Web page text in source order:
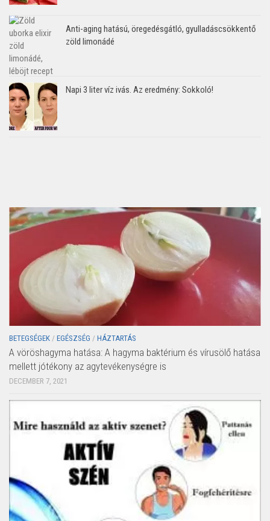
Anti-aging hatású, öregedésgátló, gyulladáscsökkentő
zöld limonádé
Napi 3 liter víz ivás. Az eredmény: Sokkoló!
BETEGSÉGEK / EGÉSZSÉG / HÁZTARTÁS
A vöröshagyma hatása: A hagyma baktérium és vírusölő hatása
mellett jótékony az agytevékenységre is
DECEMBER 7, 2021